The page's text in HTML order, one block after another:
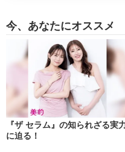
今、あなたにオススメ
『ザ セラム』の知られざる実
に迫る！